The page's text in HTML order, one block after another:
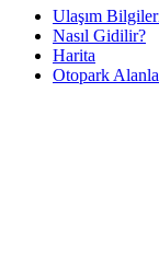
Ulaşım
Nasıl Gidilir?
Harita
Otopark